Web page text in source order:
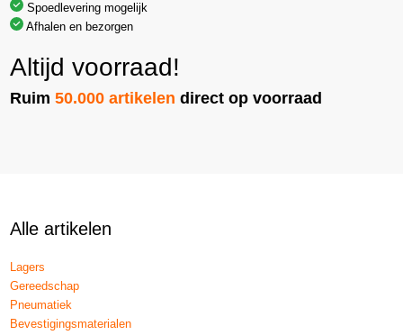
Spoedlevering mogelijk
Afhalen en bezorgen
Altijd voorraad!
Ruim50.000 artikelen direct op voorraad
Alle artikelen
Lagers
Gereedschap
Pneumatiek
Bevestigingsmaterialen